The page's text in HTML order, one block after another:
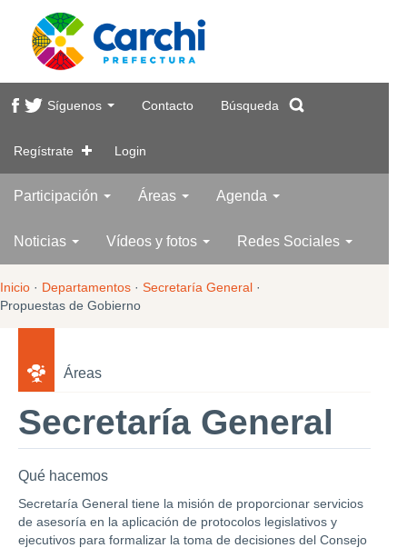
Síguenos Contacto Búsqueda
Regístrate Login
Participación Áreas Agenda
Noticias Vídeos y fotos Redes Sociales
Inicio · Departamentos · Secretaría General ·
Propuestas de Gobierno
Áreas
Secretaría General
Qué hacemos
Secretaría General tiene la misión de proporcionar servicios
de asesoría en la aplicación de protocolos legislativos y
ejecutivos para formalizar la toma de decisiones del Consejo